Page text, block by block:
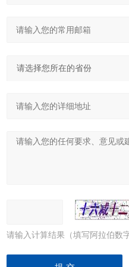
请输入计算结果（填写阿拉伯数